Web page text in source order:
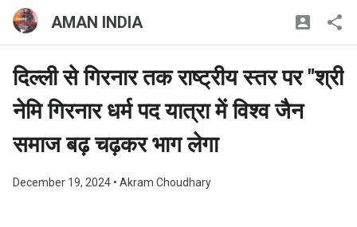
AMAN INDIA
दिल्ली से गिरनार तक राष्ट्रीय स्तर पर "श्री
नेमि गिरनार धर्म पद यात्रा में विश्व जैन
समाज बढ़ चढ़कर भाग लेगा
December 19, 2024 • Akram Choudhary